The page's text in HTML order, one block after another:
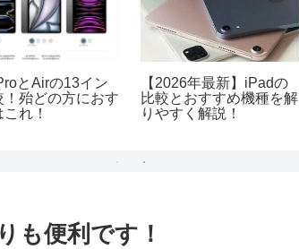
とAirの13イン
！殆どの方におす
れ！
【2026年最新】iPadの
比較とおすすめ機種を解
りやすく解説！
も便利です！